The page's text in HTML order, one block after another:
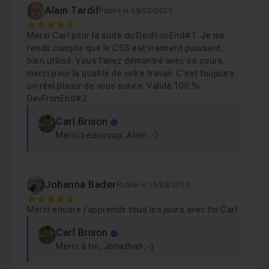
Chapitre 3 : Bonus 13m59
Alain TardifPublié le 09/02/2023
5
Merci Carl pour la suite du DevFronEnd#1. Je me
rends compte que le CSS est vraiment puissant,
bien utilisé. Vous l'avez démontré avec ce cours,
merci pour la qualité de votre travail. C'est toujours
un réel plaisir de vous suivre. Validé 100 %
DevFronEnd#2.
Carl Brison
Merci beaucoup, Alain ;-)
Johanna Bader Publié le 15/08/2019
5
Merci encore j'apprends tous les jours avec toi Carl
Carl Brison
Merci à toi, Jonathan ;-)